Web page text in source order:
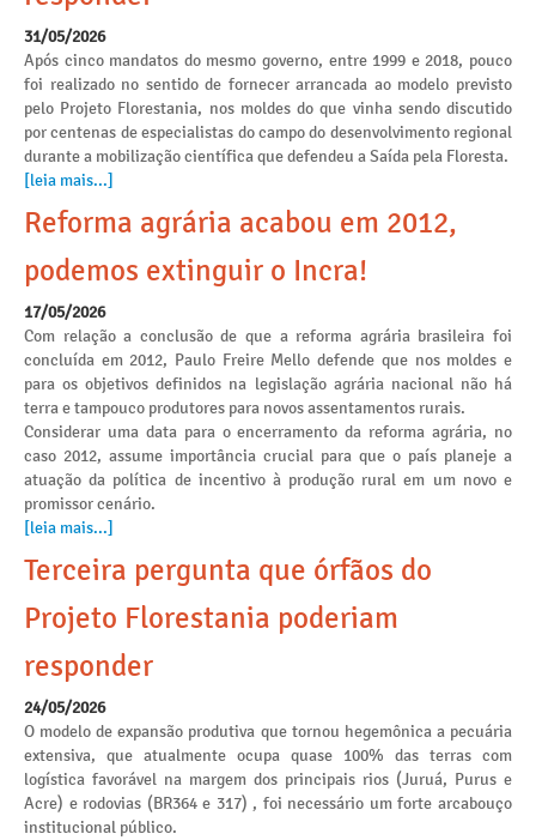
31/05/2026
Após cinco mandatos do mesmo governo, entre 1999 e 2018, pouco
foi realizado no sentido de fornecer arrancada ao modelo previsto
pelo Projeto Florestania, nos moldes do que vinha sendo discutido
por centenas de especialistas do campo do desenvolvimento regional
durante a mobilização científica que defendeu a Saída pela Floresta.
[leia mais...]
Reforma agrária acabou em 2012,
podemos extinguir o Incra!
17/05/2026
Com relação a conclusão de que a reforma agrária brasileira foi
concluída em 2012, Paulo Freire Mello defende que nos moldes e
para os objetivos definidos na legislação agrária nacional não há
terra e tampouco produtores para novos assentamentos rurais.
Considerar uma data para o encerramento da reforma agrária, no
caso 2012, assume importância crucial para que o país planeje a
atuação da política de incentivo à produção rural em um novo e
promissor cenário.
[leia mais...]
Terceira pergunta que órfãos do
Projeto Florestania poderiam
responder
24/05/2026
O modelo de expansão produtiva que tornou hegemônica a pecuária
extensiva, que atualmente ocupa quase 100% das terras com
logística favorável na margem dos principais rios (Juruá, Purus e
Acre) e rodovias (BR364 e 317) , foi necessário um forte arcabouço
institucional público.